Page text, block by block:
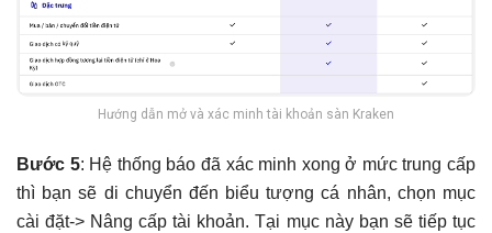
Hướng dẫn mở và xác minh tài khoản sàn Kraken
Bước 5: Hệ thống báo đã xác minh xong ở mức trung cấp
thì bạn sẽ di chuyển đến biểu tượng cá nhân, chọn mục
cài đặt-> Nâng cấp tài khoản. Tại mục này bạn sẽ tiếp tục